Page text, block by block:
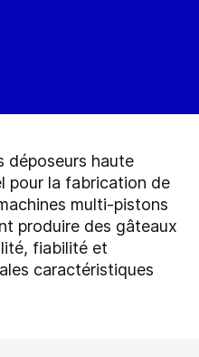
déposeurs haute
pour la fabrication de
multi-pistons
produire des gâteaux
fiabilité et
caractéristiques